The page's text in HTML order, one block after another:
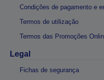
Condições de pagamento e
Termos de utilização
Termos das Promoções
Legal
Fichas de segurança